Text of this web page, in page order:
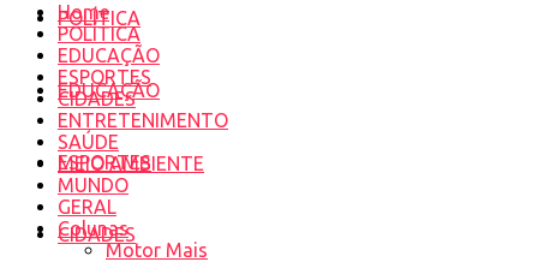
POLÍTICA
EDUCAÇÃO
ESPORTES
CIDADES
Home
POLÍTICA
EDUCAÇÃO
ESPORTES
CIDADES
ENTRETENIMENTO
SAÚDE
MEIO AMBIENTE
MUNDO
GERAL
Colunas
Motor Mais